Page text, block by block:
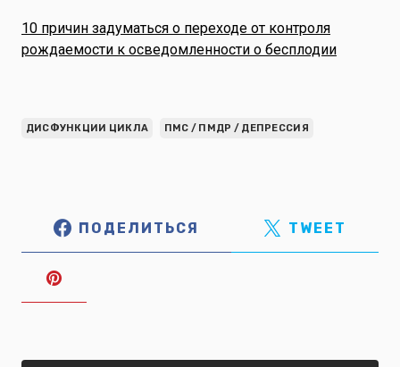
10 причин задуматься о переходе от контроля
рождаемости к осведомленности о бесплодии
ДИСФУНКЦИИ ЦИКЛА ПМС / ПМДР / ДЕПРЕССИЯ
ПОДЕЛИТЬСЯ TWEET